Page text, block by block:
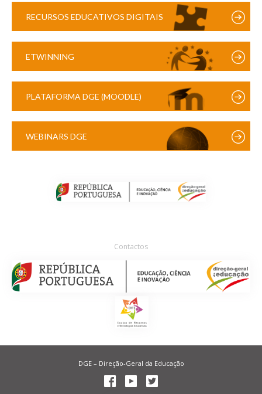
RECURSOS EDUCATIVOS DIGITAIS
ETWINNING
PLATAFORMA DGE (MOODLE)
WEBINARS DGE
Contactos
DGE – Direção-Geral da Educação